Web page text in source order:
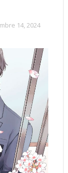
14, 2024